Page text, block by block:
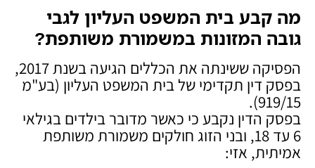
מה קבע בית המשפט העליון לגבי
גובה המזונות במשמורת משותפת?
הפסיקה ששינתה את הכללים הגיעה בשנת 2017,
בפסק דין תקדימי של בית המשפט העליון (בע"מ
919/15).
בפסק הדין נקבע כי כאשר מדובר בילדים בגילאי
6 עד 18, ובני הזוג חולקים משמורת משותפת
אמיתית, אזי: